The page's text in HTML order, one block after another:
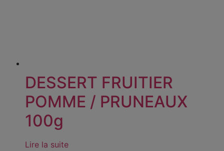
DESSERT FRUITIER
POMME / PRUNEAUX
100g
Lire la suite